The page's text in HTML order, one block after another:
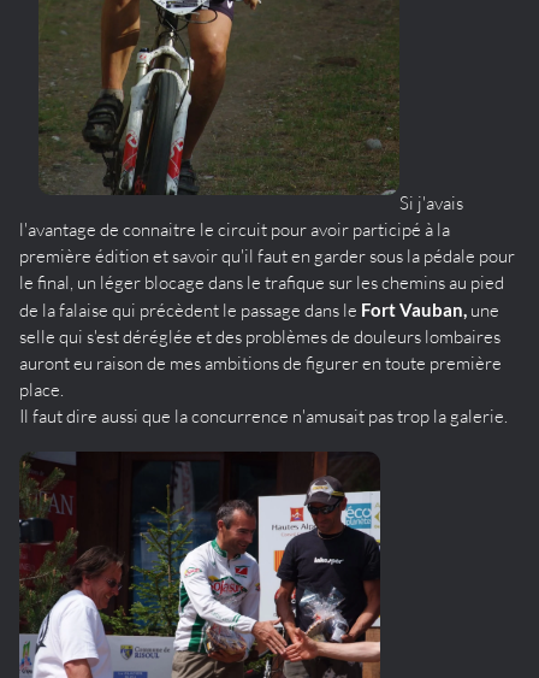
Si j'avais
l'avantage de connaitre le circuit pour avoir participé à la
première édition et savoir qu'il faut en garder sous la pédale pour
le final, un léger blocage dans le trafique sur les chemins au pied
de la falaise qui précèdent le passage dans le Fort Vauban, une
selle qui s'est déréglée et des problèmes de douleurs lombaires
auront eu raison de mes ambitions de figurer en toute première
place.
Il faut dire aussi que la concurrence n'amusait pas trop la galerie.